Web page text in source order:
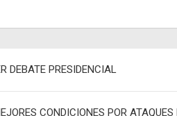
DEBATE PRESIDENCIAL
CONDICIONES POR ATAQUES